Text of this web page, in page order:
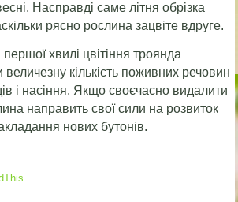
Насправді саме літня обрізка
рясно рослина зацвіте вдруге.
хвилі цвітіння троянда
кількість поживних речовин
і насіння. Якщо своєчасно видалити
направить свої сили на розвиток
нових бутонів.